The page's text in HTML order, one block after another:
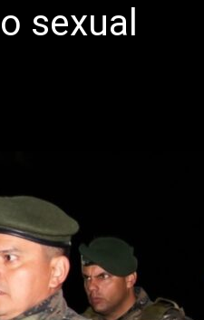
sexual